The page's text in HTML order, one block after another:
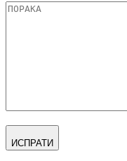
ИСПРАТИ